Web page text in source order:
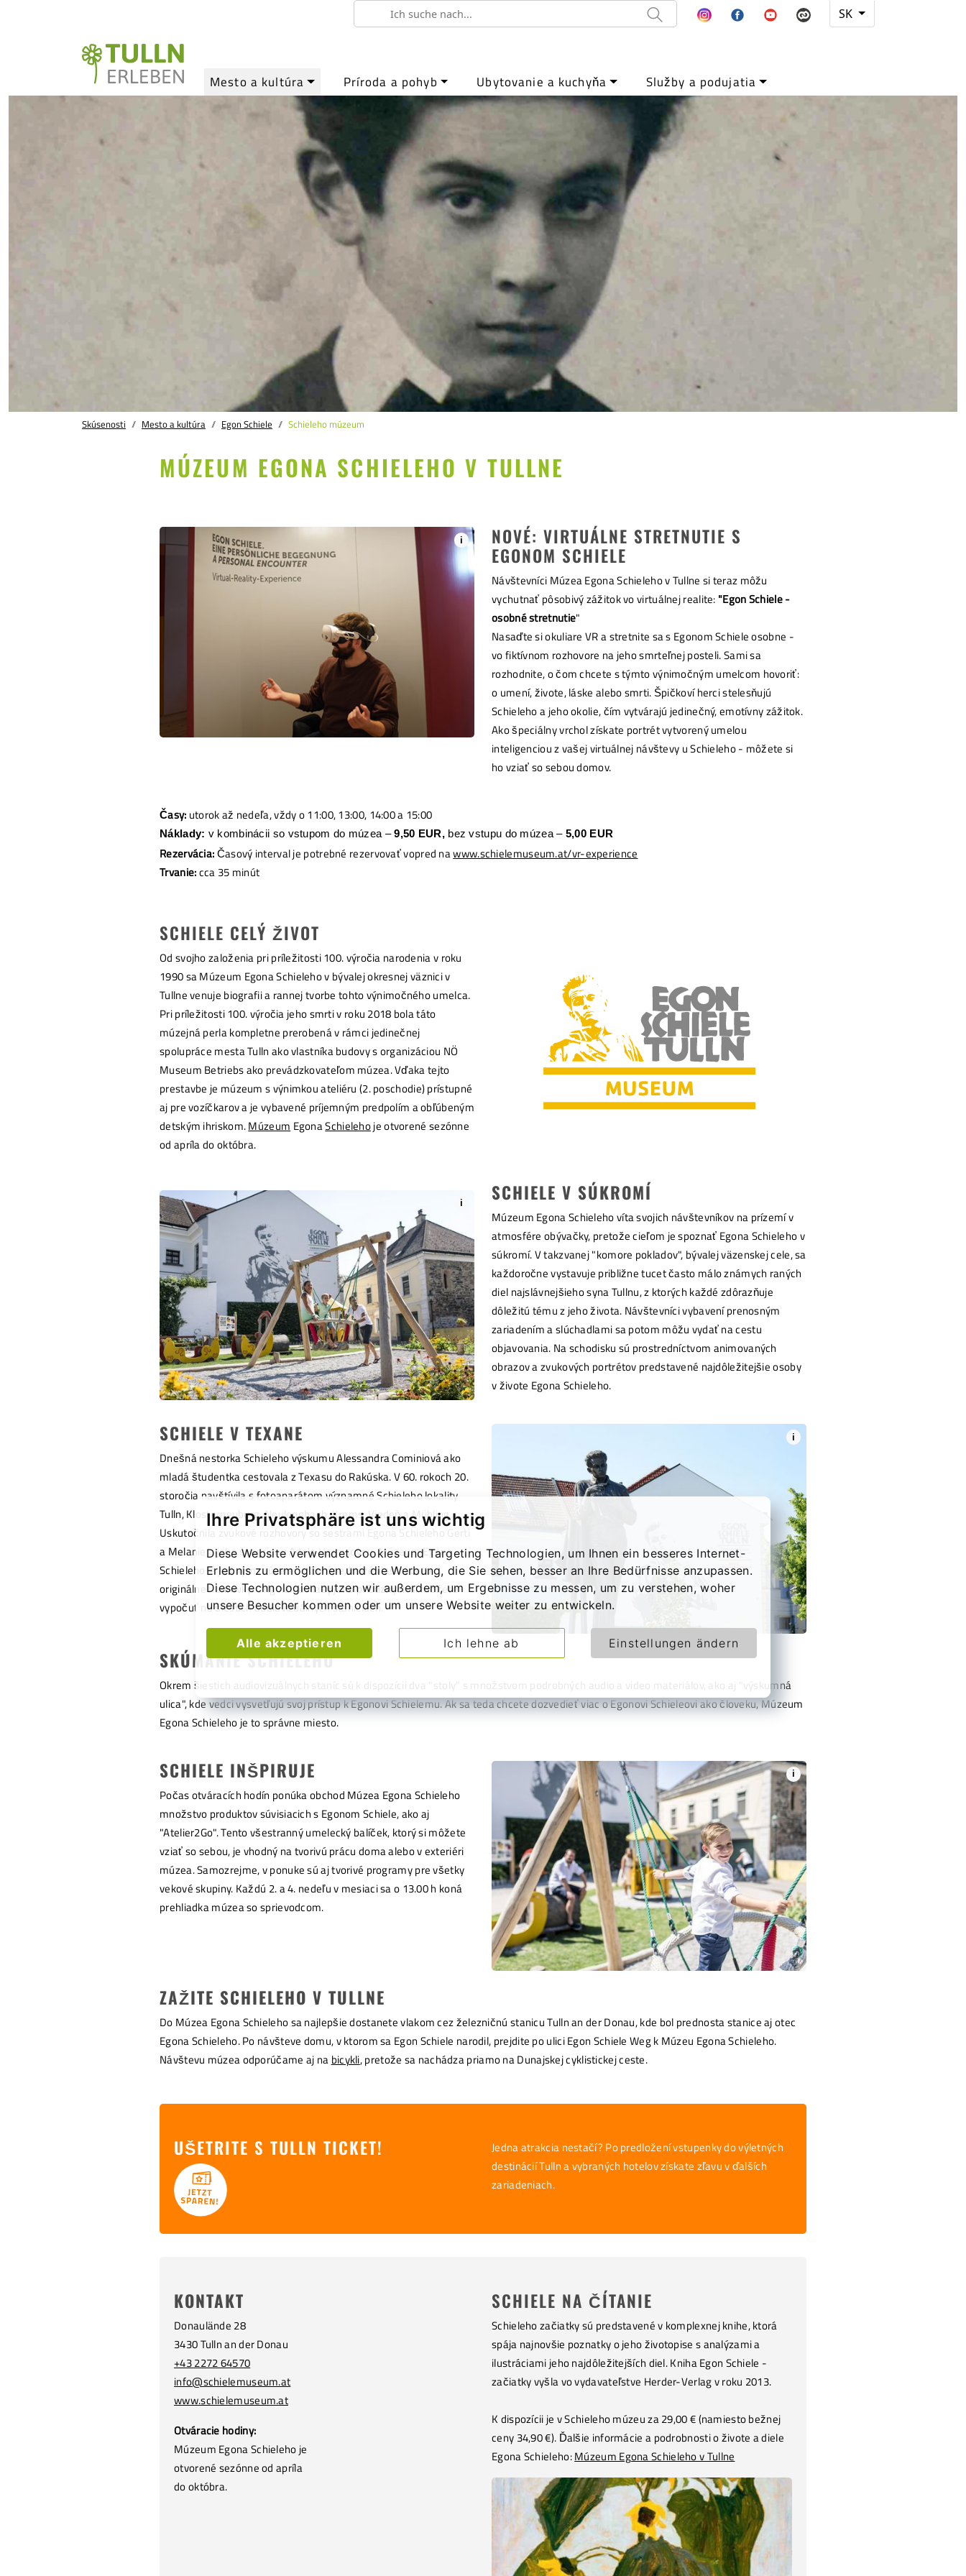
Ihre Privatsphäre ist uns wichtig
Diese Website verwendet Cookies und Targeting Technologien, um Ihnen ein besseres Internet-
Erlebnis zu ermöglichen und die Werbung, die Sie sehen, besser an Ihre Bedürfnisse anzupassen.
Diese Technologien nutzen wir außerdem, um Ergebnisse zu messen, um zu verstehen, woher
unsere Besucher kommen oder um unsere Website weiter zu entwickeln.
Alle akzeptieren Ich lehne ab Einstellungen ändern
SK
Mesto a kultúra Príroda a pohyb Ubytovanie a kuchyňa Služby a podujatia
Skúsenosti Mesto a kultúra Egon Schiele Schieleho múzeum
MÚZEUM EGONA SCHIELEHO V TULLNE
i NOVÉ: VIRTUÁLNE STRETNUTIE S
EGONOM SCHIELE
Návštevníci Múzea Egona Schieleho v Tullne si teraz môžu
vychutnať pôsobivý zážitok vo virtuálnej realite: "Egon Schiele -
osobné stretnutie"
Nasaďte si okuliare VR a stretnite sa s Egonom Schiele osobne -
vo fiktívnom rozhovore na jeho smrteľnej posteli. Sami sa
rozhodnite, o čom chcete s týmto výnimočným umelcom hovoriť:
o umení, živote, láske alebo smrti. Špičkoví herci stelesňujú
Schieleho a jeho okolie, čím vytvárajú jedinečný, emotívny zážitok.
Ako špeciálny vrchol získate portrét vytvorený umelou
inteligenciou z vašej virtuálnej návštevy u Schieleho - môžete si
ho vziať so sebou domov.
Časy: utorok až nedeľa, vždy o 11:00, 13:00, 14:00 a 15:00
Náklady: v kombinácii so vstupom do múzea –9,50 EUR, bez vstupu do múzea – 5,00 EUR
Rezervácia:Časový interval je potrebné rezervovať vopred nawww.schielemuseum.at/vr-experience
Trvanie:cca 35 minút
SCHIELE CELÝ ŽIVOT
Od svojho založenia pri príležitosti 100. výročia narodenia v roku
1990 sa Múzeum Egona Schieleho v bývalej okresnej väznici v
Tullne venuje biografii a rannej tvorbe tohto výnimočného umelca.
Pri príležitosti 100. výročia jeho smrti v roku 2018 bola táto
múzejná perla kompletne prerobená v rámci jedinečnej
spolupráce mesta Tulln ako vlastníka budovy s organizáciou NÖ
Museum Betriebs ako prevádzkovateľom múzea. Vďaka tejto
prestavbe je múzeum s výnimkou ateliéru (2. poschodie) prístupné
aj pre vozíčkarov a je vybavené príjemným predpolím a obľúbeným
detským ihriskom.Múzeum EgonaSchielehoje otvorené sezónne
od apríla do októbra.
i SCHIELE V SÚKROMÍ
Múzeum Egona Schieleho víta svojich návštevníkov na prízemí v
atmosfére obývačky, pretože cieľom je spoznať Egona Schieleho v
súkromí. V takzvanej "komore pokladov", bývalej väzenskej cele, sa
každoročne vystavuje približne tucet často málo známych raných
diel najslávnejšieho syna Tullnu, z ktorých každé zdôrazňuje
dôležitú tému z jeho života. Návštevníci vybavení prenosným
zariadením a slúchadlami sa potom môžu vydať na cestu
objavovania. Na schodisku sú prostredníctvom animovaných
obrazov a zvukových portrétov predstavené najdôležitejšie osoby
v živote Egona Schieleho.
SCHIELE V TEXANE
Dnešná nestorka Schieleho výskumu Alessandra Cominiová ako
mladá študentka cestovala z Texasu do Rakúska. V 60. rokoch 20.
storočia navštívila s fotoaparátom významné Schieleho lokality
Tulln, Klosterneuburg, Neulengbach, Krems, Viedeň a Mühling.
Uskutočnila zvukové rozhovory so sestrami Egona Schieleho Gerti
a Melanie a jeho švagrinou Adele Harmsovou. Múzeum Egona
Schieleho je jediným múzeom v Európe, ktoré vlastní tieto
originálne nahrávky. Originálne hlasy jeho príbuzných si môžete
vypočuť na šiestich audiovizuálnych staniciach.
i
SKÚMANIE SCHIELEHO
Okrem šiestich audiovizuálnych staníc sú k dispozícii dva "stoly" s množstvom podrobných audio a video materiálov, ako aj "výskumná
ulica", kde vedci vysvetľujú svoj prístup k Egonovi Schielemu. Ak sa teda chcete dozvedieť viac o Egonovi Schieleovi ako človeku, Múzeum
Egona Schieleho je to správne miesto.
SCHIELE INŠPIRUJE
Počas otváracích hodín ponúka obchod Múzea Egona Schieleho
množstvo produktov súvisiacich s Egonom Schiele, ako aj
"Atelier2Go". Tento všestranný umelecký balíček, ktorý si môžete
vziať so sebou, je vhodný na tvorivú prácu doma alebo v exteriéri
múzea. Samozrejme, v ponuke sú aj tvorivé programy pre všetky
vekové skupiny. Každú 2. a 4. nedeľu v mesiaci sa o 13.00 h koná
prehliadka múzea so sprievodcom.
i
ZAŽITE SCHIELEHO V TULLNE
Do Múzea Egona Schieleho sa najlepšie dostanete vlakom cez železničnú stanicu Tulln an der Donau, kde bol prednosta stanice aj otec
Egona Schieleho. Po návšteve domu, v ktorom sa Egon Schiele narodil, prejdite po ulici Egon Schiele Weg k Múzeu Egona Schieleho.
Návštevu múzea odporúčame aj na bicykli, pretože sa nachádza priamo na Dunajskej cyklistickej ceste.
UŠETRITE S TULLN TICKET!
Jedna atrakcia nestačí? Po predložení vstupenky do výletných
destinácií Tulln a vybraných hotelov získate zľavu v ďalších
zariadeniach.
KONTAKT
Donaulände 28
3430 Tulln an der Donau
+43 2272 64570
info@schielemuseum.at
www.schielemuseum.at
Otváracie hodiny:
Múzeum Egona Schieleho je
otvorené sezónne od apríla
do októbra.
SCHIELE NA ČÍTANIE
Schieleho začiatky sú predstavené v komplexnej knihe, ktorá
spája najnovšie poznatky o jeho životopise s analýzami a
ilustráciami jeho najdôležitejších diel. Kniha Egon Schiele -
začiatky vyšla vo vydavateľstve Herder-Verlag v roku 2013.
K dispozícii je v Schieleho múzeu za 29,00 € (namiesto bežnej
ceny 34,90 €). Ďalšie informácie a podrobnosti o živote a diele
Egona Schieleho:Múzeum Egona Schieleho v Tullne